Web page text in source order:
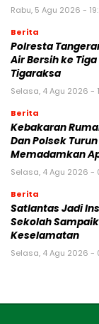
Rabu, 5 Agu 2026 -
Berita
Polresta
Air Bersih ke
Tigaraksa
Selasa, 4 Agu 2026 -
Berita
Kebakaran
Dan Polsek
Memadamkan
Selasa, 4 Agu 2026 -
Berita
Satlantas Jadi
Sekolah
Keselamatan
Selasa, 4 Agu 2026 -